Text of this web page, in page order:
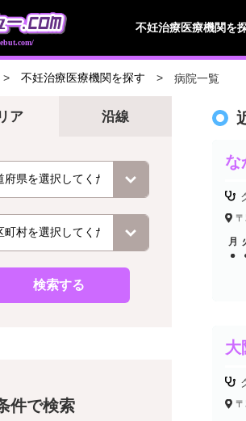
不妊治療医療機関を
不妊治療医療機関を探す 病院一覧
ア
検索する
沿線
件で検索
な
月
●
●
大